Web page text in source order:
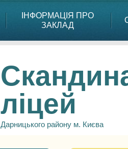
ІНФОРМАЦІЯ ПРО
ЗАКЛАД
ліцей
Дарницького району м. Києва